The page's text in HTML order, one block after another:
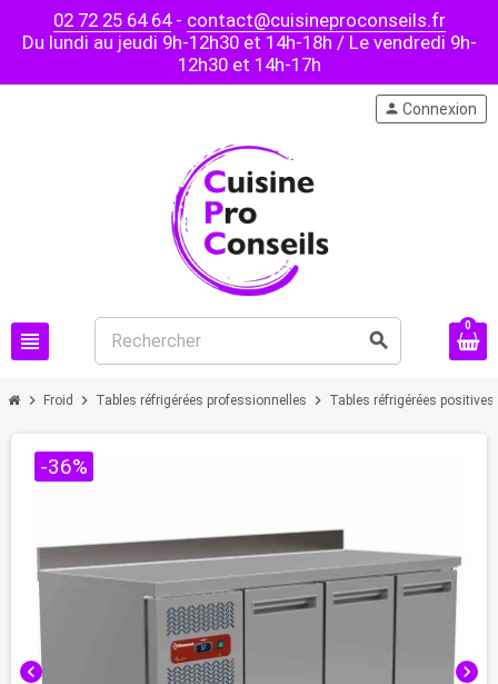
02 72 25 64 64- contact@cuisineproconseils.fr
Du lundi au jeudi 9h-12h30 et 14h-18h / Le vendredi 9h-
12h30 et 14h-17h
view_headline search
person Connexion
0
chevron_right Froid chevron_right Tables réfrigérées professionnelles chevron_right Tables réfrigérées positives
chevron_left chevron_right
-36%